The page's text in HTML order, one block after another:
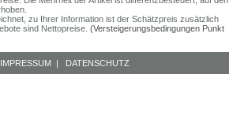
zu Ihrer Information ist der Schätzpreis zusätzlich
sind Nettopreise. (Versteigerungsbedingungen Punkt
IMPRESSUM | DATENSCHUTZ